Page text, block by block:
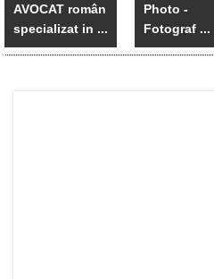
AVOCAT român
specializat in ...
Photo -
Fotograf ...